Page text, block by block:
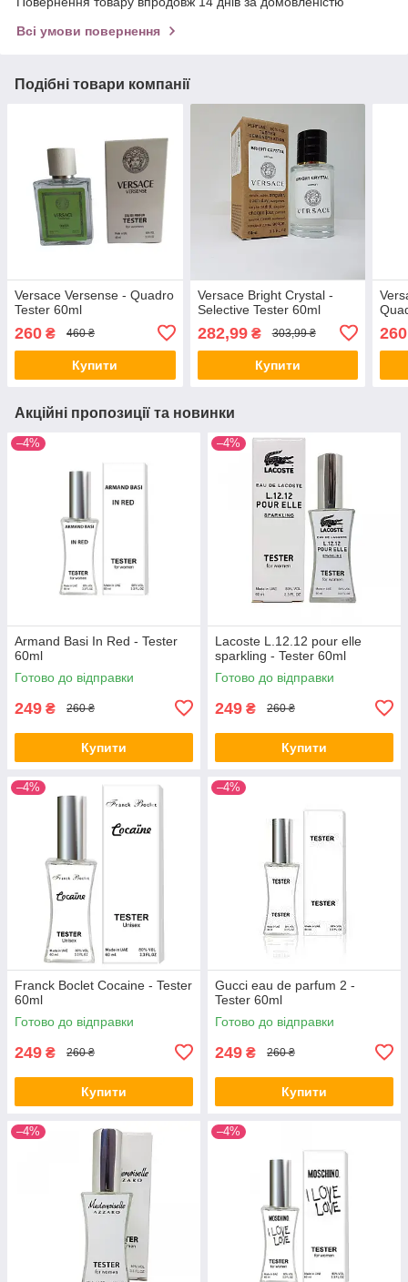
Всі умови повернення
Подібні товари компанії
Versace Versense - Quadro
Tester 60ml
260 ₴ 460 ₴
Купити
Versace Bright Crystal -
Selective Tester 60ml
282,99₴ 303,99 ₴
Купити
260
Акційні пропозиції та новинки
–4%
Armand Basi In Red - Tester
60ml
Готово до відправки
249 ₴ 260 ₴
Купити
–4%
Lacoste L.12.12 pour elle
sparkling - Tester 60ml
Готово до відправки
249 ₴ 260 ₴
Купити
–4%
Franck Boclet Cocaine - Tester
60ml
Готово до відправки
249 ₴ 260 ₴
Купити
–4%
Gucci eau de parfum 2 -
Tester 60ml
Готово до відправки
249 ₴ 260 ₴
Купити
–4% –4%